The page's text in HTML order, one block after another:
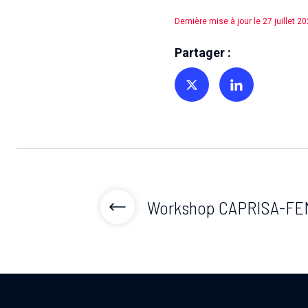
Dernière mise à jour le 27 juillet
Partager :
Partager sur TwitterPartager sur Linkedin
Workshop CAPRISA-